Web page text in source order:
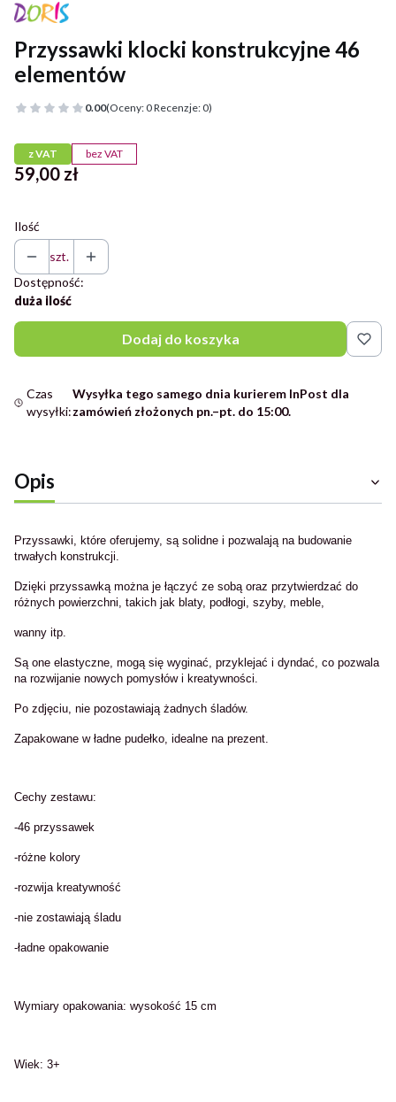
Przyssawki klocki konstrukcyjne 46
elementów
0.00(Oceny: 0 Recenzje: 0)
z VAT bez VAT
Cena
59,00 zł
Ilość
szt.
Dostępność:
duża ilość
Dodaj do koszyka
Czas
wysyłki:
Wysyłka tego samego dnia kurierem InPost dla
zamówień złożonych pn.–pt. do 15:00.
Opis
Przyssawki, które oferujemy, są solidne i pozwalają na budowanie
trwałych konstrukcji.
Dzięki przyssawką można je łączyć ze sobą oraz przytwierdzać do
różnych powierzchni, takich jak blaty, podłogi, szyby, meble,
wanny itp.
Są one elastyczne, mogą się wyginać, przyklejać i dyndać, co pozwala
na rozwijanie nowych pomysłów i kreatywności.
Po zdjęciu, nie pozostawiają żadnych śladów.
Zapakowane w ładne pudełko, idealne na prezent.
Cechy zestawu:
-46 przyssawek
-różne kolory
-rozwija kreatywność
-nie zostawiają śladu
-ładne opakowanie
Wymiary opakowania: wysokość 15 cm
Wiek: 3+